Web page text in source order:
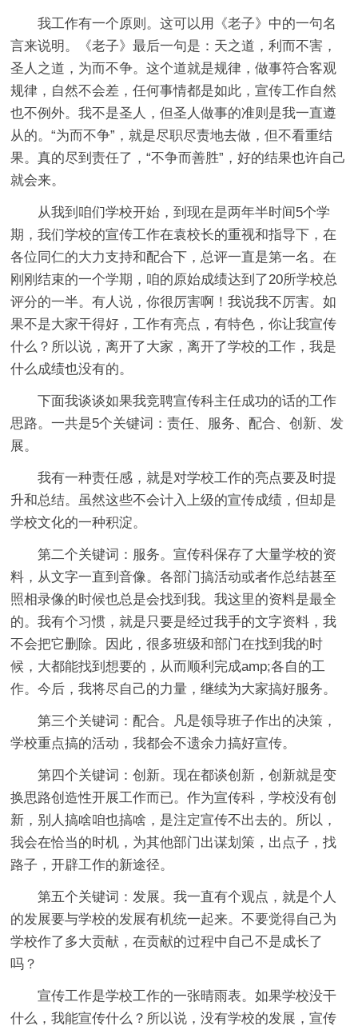
我工作有一个原则。这可以用《老子》中的一句名
言来说明。《老子》最后一句是：天之道，利而不害，
圣人之道，为而不争。这个道就是规律，做事符合客观
规律，自然不会差，任何事情都是如此，宣传工作自然
也不例外。我不是圣人，但圣人做事的准则是我一直遵
从的。“为而不争”，就是尽职尽责地去做，但不看重结
果。真的尽到责任了，“不争而善胜”，好的结果也许自己
就会来。
从我到咱们学校开始，到现在是两年半时间5个学
期，我们学校的宣传工作在袁校长的重视和指导下，在
各位同仁的大力支持和配合下，总评一直是第一名。在
刚刚结束的一个学期，咱的原始成绩达到了20所学校总
评分的一半。有人说，你很厉害啊！我说我不厉害。如
果不是大家干得好，工作有亮点，有特色，你让我宣传
什么？所以说，离开了大家，离开了学校的工作，我是
什么成绩也没有的。
下面我谈谈如果我竞聘宣传科主任成功的话的工作
思路。一共是5个关键词：责任、服务、配合、创新、发
展。
我有一种责任感，就是对学校工作的亮点要及时提
升和总结。虽然这些不会计入上级的宣传成绩，但却是
学校文化的一种积淀。
第二个关键词：服务。宣传科保存了大量学校的资
料，从文字一直到音像。各部门搞活动或者作总结甚至
照相录像的时候也总是会找到我。我这里的资料是最全
的。我有个习惯，就是只要是经过我手的文字资料，我
不会把它删除。因此，很多班级和部门在找到我的时
候，大都能找到想要的，从而顺利完成amp;各自的工
作。今后，我将尽自己的力量，继续为大家搞好服务。
第三个关键词：配合。凡是领导班子作出的决策，
学校重点搞的活动，我都会不遗余力搞好宣传。
第四个关键词：创新。现在都谈创新，创新就是变
换思路创造性开展工作而已。作为宣传科，学校没有创
新，别人搞啥咱也搞啥，是注定宣传不出去的。所以，
我会在恰当的时机，为其他部门出谋划策，出点子，找
路子，开辟工作的新途径。
第五个关键词：发展。我一直有个观点，就是个人
的发展要与学校的发展有机统一起来。不要觉得自己为
学校作了多大贡献，在贡献的过程中自己不是成长了
吗？
宣传工作是学校工作的一张晴雨表。如果学校没干
什么，我能宣传什么？所以说，没有学校的发展，宣传